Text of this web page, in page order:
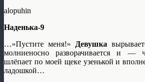
alopuhin
Наденька-9
…»Пустите меня!»
Девушка
молниеносно разворачивается и —
шлёпает по моей щеке узенькой и
ладошкой…